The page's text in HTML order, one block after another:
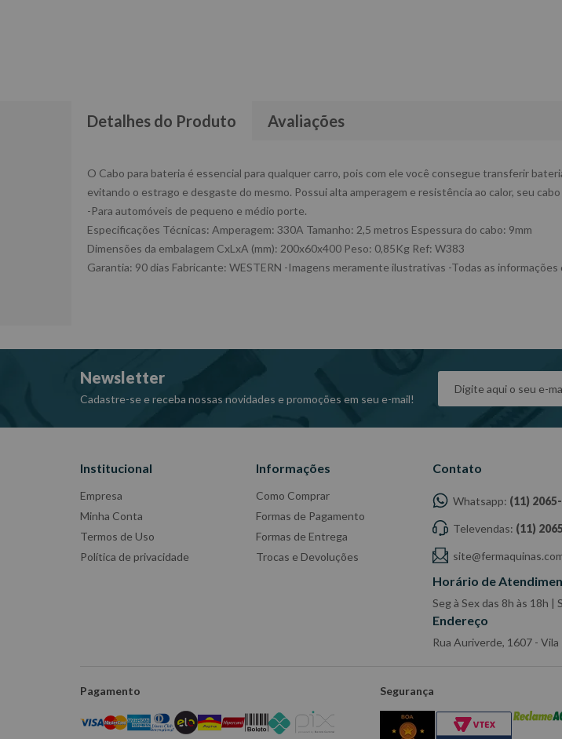
Detalhes do Produto Avaliações
O Cabo para bateria é essencial para qualquer carro, pois com ele você consegue transferir
evitando o estrago e desgaste do mesmo. Possui alta amperagem e resistência ao calor, seu
-Para automóveis de pequeno e médio porte.
Especificações Técnicas: Amperagem: 330A Tamanho: 2,5 metros Espessura do cabo: 9mm
Dimensões da embalagem CxLxA (mm): 200x60x400 Peso: 0,85Kg Ref: W383
Garantia: 90 dias Fabricante: WESTERN -Imagens meramente ilustrativas -Todas as
Newsletter
Cadastre-se e receba nossas novidades e promoções em seu e-mail!
Institucional
Empresa
Minha Conta
Termos de Uso
Política de privacidade
Informações
Como Comprar
Formas de Pagamento
Formas de Entrega
Trocas e Devoluções
Contato
Whatsapp: (11)
Televendas: (11)
Horário de
Seg à Sex das 8h às 18h |
Endereço
Rua Auriverde, 1607 -
Pagamento Segurança